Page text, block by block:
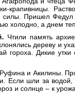
крапивницы.
силы. Пришел
холодно, а днем
Чтили память
дереву и
Дикие утки
и Акилины.
Если шли за водой,
и солнце – к